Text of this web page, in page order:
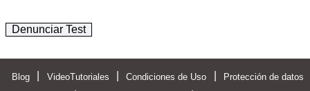
Denunciar Test
Blog VideoTutoriales Condiciones de Uso Protección de datos